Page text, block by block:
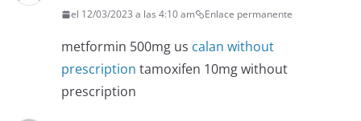
el 12/03/2023 a las 4:10 am Enlace permanente
metformin 500mg us calan without
prescription tamoxifen 10mg without
prescription